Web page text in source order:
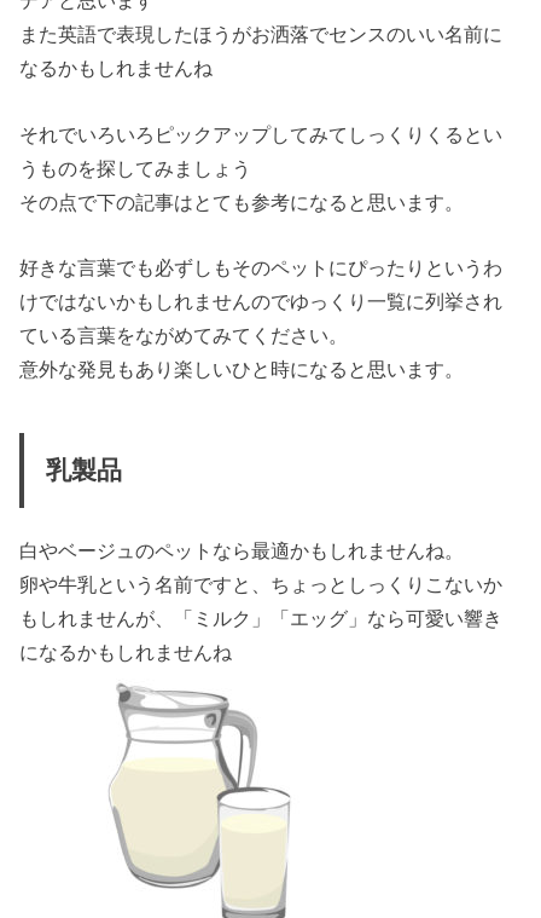
また英語で表現したほうがお洒落でセンスのいい名前に
なるかもしれませんね
それでいろいろピックアップしてみてしっくりくるとい
うものを探してみましょう
その点で下の記事はとても参考になると思います。
好きな言葉でも必ずしもそのペットにぴったり というわ
けではないかもしれませんのでゆっくり一覧に列挙され
ている言葉をながめてみてください。
意外な発見もあり楽しいひと時になると思います。
乳製品
白やベージュのペットなら最適かもしれませんね。
卵や牛乳という名前ですと、ちょっとしっくりこないか
もしれませんが、「ミルク」「エッグ」なら可愛い響き
になるかもしれませんね